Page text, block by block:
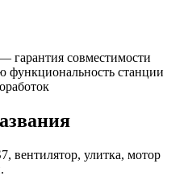
гарантия совместимости
функциональность станции
вентилятор, улитка, мотор